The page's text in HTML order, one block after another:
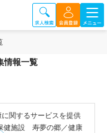
情報一覧
関するサービスを提供
健施設 寿夢の郷／健康